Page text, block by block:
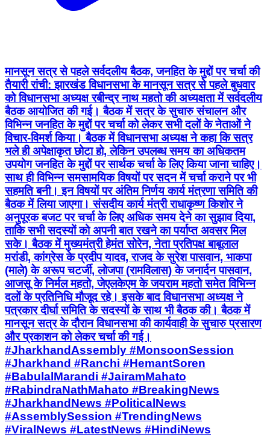
मानसून सत्र से पहले सर्वदलीय बैठक, जनहित के मुद्दों पर चर्चा की
तैयारी रांची: झारखंड विधानसभा के मानसून सत्र से पहले बुधवार
को विधानसभा अध्यक्ष रबीन्द्र नाथ महतो की अध्यक्षता में सर्वदलीय
बैठक आयोजित की गई। बैठक में सत्र के सुचारु संचालन और
विभिन्न जनहित के मुद्दों पर चर्चा को लेकर सभी दलों के नेताओं ने
विचार-विमर्श किया। बैठक में विधानसभा अध्यक्ष ने कहा कि सत्र
भले ही अपेक्षाकृत छोटा हो, लेकिन उपलब्ध समय का अधिकतम
उपयोग जनहित के मुद्दों पर सार्थक चर्चा के लिए किया जाना चाहिए।
साथ ही विभिन्न समसामयिक विषयों पर सदन में चर्चा कराने पर भी
सहमति बनी। इन विषयों पर अंतिम निर्णय कार्य मंत्रणा समिति की
बैठक में लिया जाएगा। संसदीय कार्य मंत्री राधाकृष्ण किशोर ने
अनुपूरक बजट पर चर्चा के लिए अधिक समय देने का सुझाव दिया,
ताकि सभी सदस्यों को अपनी बात रखने का पर्याप्त अवसर मिल
सके। बैठक में मुख्यमंत्री हेमंत सोरेन, नेता प्रतिपक्ष बाबूलाल
मरांडी, कांग्रेस के प्रदीप यादव, राजद के सुरेश पासवान, भाकपा
(माले) के अरूप चटर्जी, लोजपा (रामविलास) के जनार्दन पासवान,
आजसू के निर्मल महतो, जेएलकेएम के जयराम महतो समेत विभिन्न
दलों के प्रतिनिधि मौजूद रहे। इसके बाद विधानसभा अध्यक्ष ने
पत्रकार दीर्घा समिति के सदस्यों के साथ भी बैठक की। बैठक में
मानसून सत्र के दौरान विधानसभा की कार्यवाही के सुचारु प्रसारण
और प्रकाशन को लेकर चर्चा की गई।
#JharkhandAssembly #MonsoonSession
#Jharkhand #Ranchi #HemantSoren
#BabulalMarandi #JairamMahato
#RabindraNathMahato #BreakingNews
#JharkhandNews #PoliticalNews
#AssemblySession #TrendingNews
#ViralNews #LatestNews #HindiNews